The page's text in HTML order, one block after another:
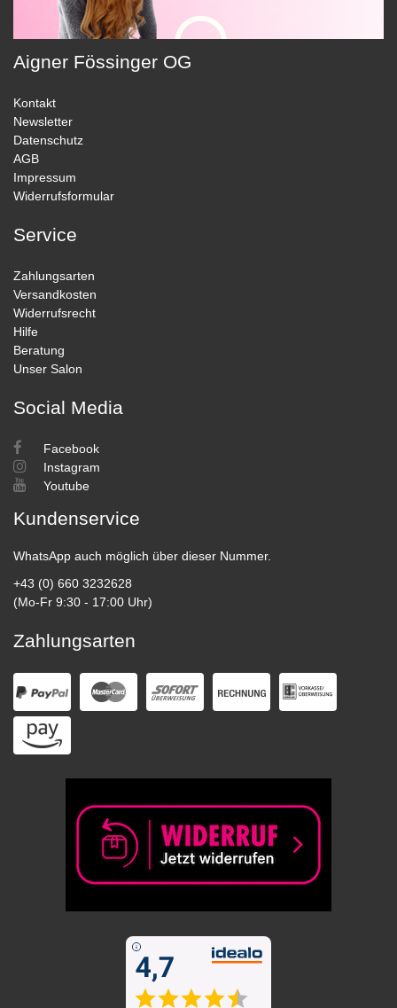
Aigner Fössinger OG
Kontakt
Newsletter
Datenschutz
AGB
Impressum
Widerrufsformular
Service
Zahlungsarten
Versandkosten
Widerrufsrecht
Hilfe
Beratung
Unser Salon
Social Media
Facebook
Instagram
Youtube
Kundenservice
WhatsApp auch möglich über dieser Nummer.
+43 (0) 660 3232628
(Mo-Fr 9:30 - 17:00 Uhr)
Zahlungsarten